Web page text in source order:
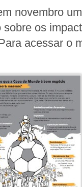
novembro
os
acessar o